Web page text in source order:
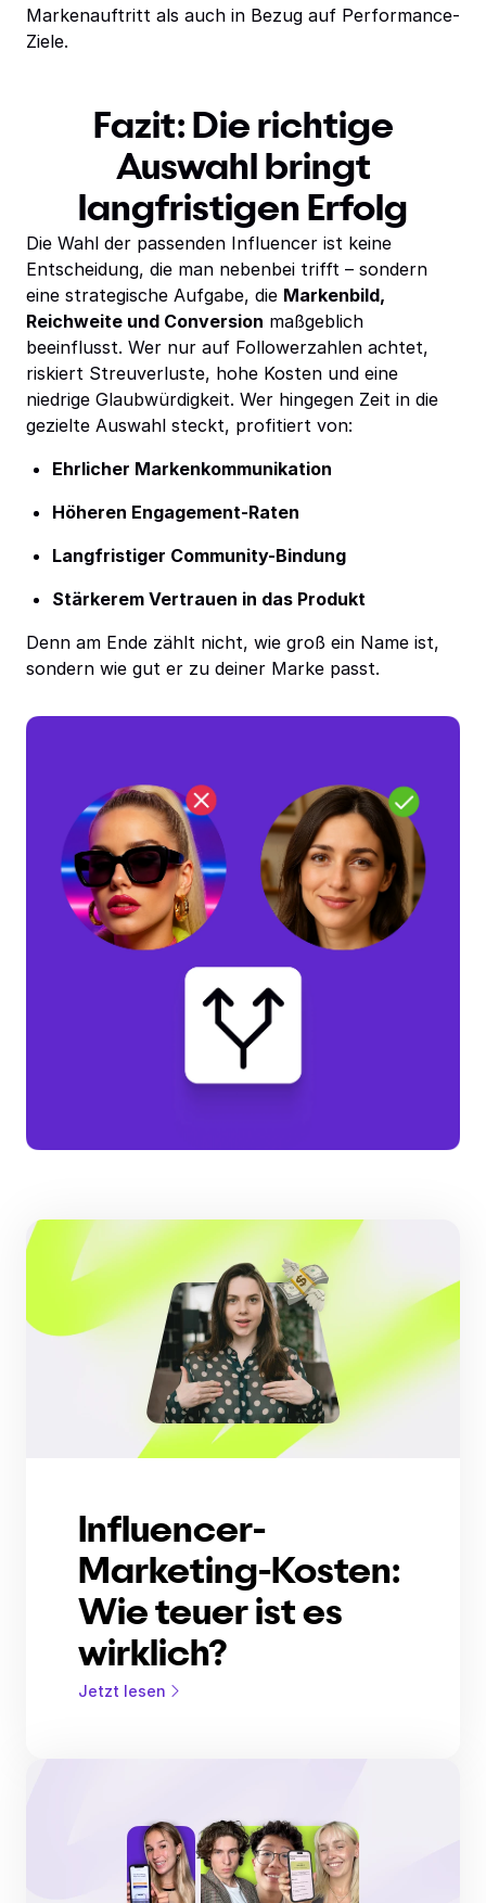
Markenauftritt als auch in Bezug auf Performance-
Ziele.
Fazit: Die richtige
Auswahl bringt
langfristigen Erfolg
Die Wahl der passenden Influencer ist keine
Entscheidung, die man nebenbei trifft – sondern
eine strategische Aufgabe, die Markenbild,
Reichweite und Conversion maßgeblich
beeinflusst. Wer nur auf Followerzahlen achtet,
riskiert Streuverluste, hohe Kosten und eine
niedrige Glaubwürdigkeit. Wer hingegen Zeit in die
gezielte Auswahl steckt, profitiert von:
Ehrlicher Markenkommunikation
Höheren Engagement-Raten
Langfristiger Community-Bindung
Stärkerem Vertrauen in das Produkt
Denn am Ende zählt nicht, wie groß ein Name ist,
sondern wie gut er zu deiner Marke passt.
Influencer-
Marketing-Kosten:
Wie teuer ist es
wirklich?
Jetzt lesen